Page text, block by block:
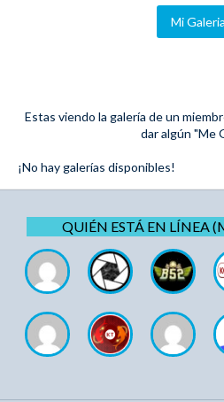
Mi Galeria
Estas viendo la galería de un
dar algún "Me
¡No hay galerías disponibles!
QUIÉN ESTÁ EN LÍNEA